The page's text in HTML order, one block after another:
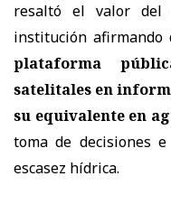
resaltó el valor del
institución afirmando
plataforma
satelitales en
su equivalente en
toma de decisiones
escasez hídrica.